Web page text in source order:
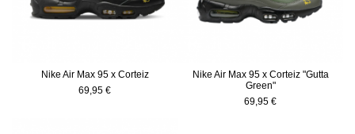
Nike Air Max 95 x Corteiz
69,95 €
Nike Air Max 95 x Corteiz "Gutta
Green"
69,95 €